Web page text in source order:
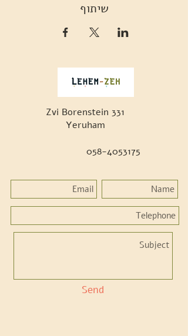
שיתוף
Zvi Borenstein 331
Yeruham
058-4053175
Send